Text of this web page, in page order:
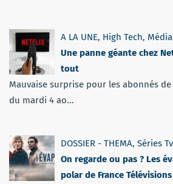
A LA UNE, High Tech,
Une panne géante chez
tout
Mauvaise surprise pour les abonnés
du mardi 4 ao...
DOSSIER - THEMA, Séries Tv
On regarde ou pas ? Les
polar de France Télévisions